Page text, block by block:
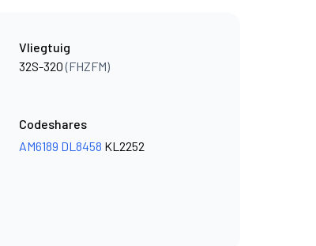
Vliegtuig
32S-320(FHZFM)
Codeshares
AM6189 DL8458 KL2252